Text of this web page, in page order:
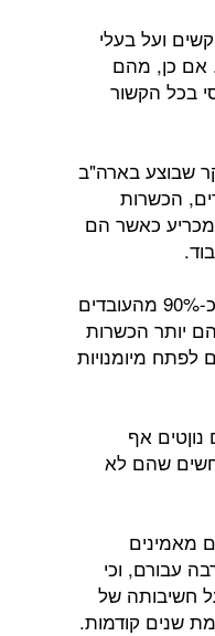
ועל בעלי
אם כן, מהם
בכל הקשור
שבוצע בארה"ב
מ-40% מהעובדים, הכשרות
מכריע כאשר הם
ממחקר שבוצע בבריטניה עולה, כי כ-90% מהעובדים
יותר הכשרות
לפתח מיומנויות
אף
שהם לא
מהעובדים מאמינים
עבורם, וכי
חשיבותה של
שנים קודמות.